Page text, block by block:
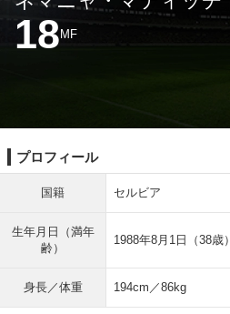
18 MF
プロフィール
国籍 セルビア
生年月日（満年
齢）
1988年8月1日（38歳）
身長／体重 194cm／86kg